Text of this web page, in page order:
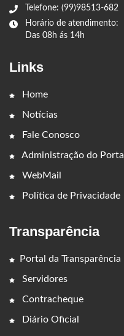
Telefone: (99)98513-682
Horário de atendimento:
Das 08h ás 14h
Links
Home
Notícias
Fale Conosco
Administração do Portal
WebMail
Política de Privacidade
Transparência
Portal da Transparência
Servidores
Contracheque
Diário Oficial